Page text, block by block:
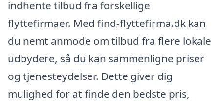
indhente tilbud fra forskellige
flyttefirmaer. Med find-flyttefirma.dk kan
du nemt anmode om tilbud fra flere lokale
udbydere, så du kan sammenligne priser
og tjenesteydelser. Dette giver dig
mulighed for at finde den bedste pris,